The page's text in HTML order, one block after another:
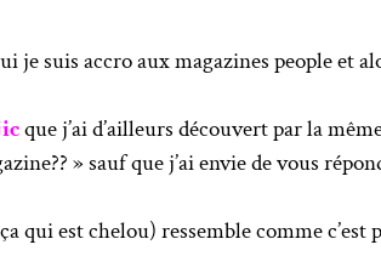
je suis accro aux magazines people et
que j’ai d’ailleurs découvert par la
» sauf que j’ai envie de vous
qui est chelou) ressemble comme